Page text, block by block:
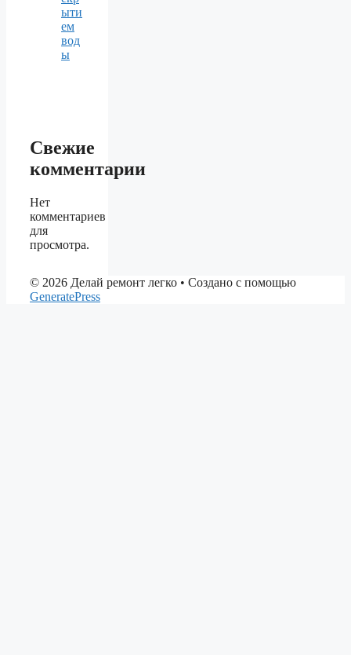
ыти
ем
вод
ы
Свежие
комментарии
Нет
комментариев
для
просмотра.
© 2026 Делай ремонт легко • Создано с помощью
GeneratePress